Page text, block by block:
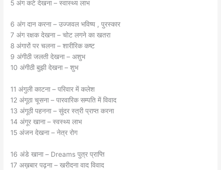
5 अंग कटे देखना – स्वास्थ्य लाभ
6 अंग दान करना – उज्जवल भविष्य , पुरस्कार
7 अंग रक्षक देखना – चोट लगने का खतरा
8 अंगारों पर चलना – शारीरिक कष्ट
9 अंगीठी जलती देखना – अशुभ
10 अंगीठी बुझी देखना – शुभ
11 अंगुली काटना – परिवार में कलेश
12 अंगूठा चूसना – पारवारिक सम्पति में विवाद
13 अंगूठी पहनना – सुंदर स्त्री प्राप्त करना
14 अंगूर खाना – स्वस्थ्य लाभ
15 अंजन देखना – नेत्र रोग
16 अंडे खाना – Dreams पुत्र प्राप्ति
17 अख़बार पढ़ना – खरीदना वाद विवाद